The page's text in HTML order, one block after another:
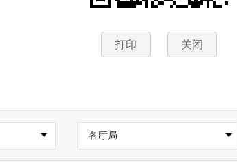
打印 关闭
各厅局